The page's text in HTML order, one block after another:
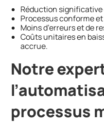
Réduction
Processus conforme
Moins d’erreurs et de
Coûts unitaires en
accrue.
Notre
processus